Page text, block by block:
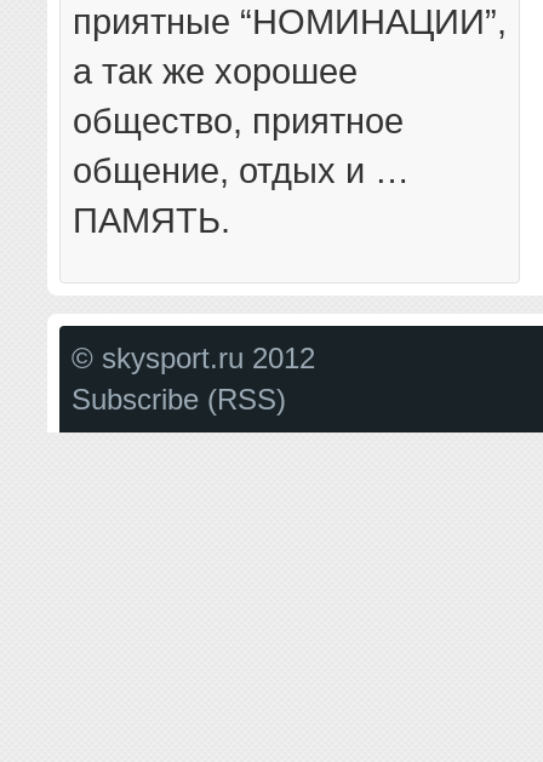
приятные “НОМИНАЦИИ”,
а так же хорошее
общество, приятное
общение, отдых и …
ПАМЯТЬ.
© skysport.ru 2012
Subscribe (RSS)